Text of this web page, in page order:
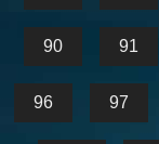
90 91
96 97